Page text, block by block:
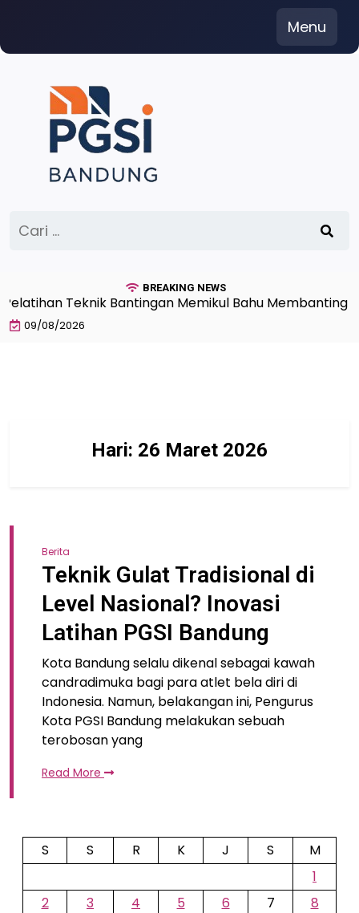
content
Menu
untuk:
BREAKING NEWS
Teknik Bantingan Memikul Bahu Membanting
09/08/2026
Hari: 26 Maret 2026
Berita
Teknik Gulat Tradisional di
Level Nasional? Inovasi
Latihan PGSI Bandung
Kota Bandung selalu dikenal sebagai kawah
candradimuka bagi para atlet bela diri di
Indonesia. Namun, belakangan ini, Pengurus
Kota PGSI Bandung melakukan sebuah
terobosan yang
Read More
S S R K J S
M
1
2
3 4 5 6 7
8